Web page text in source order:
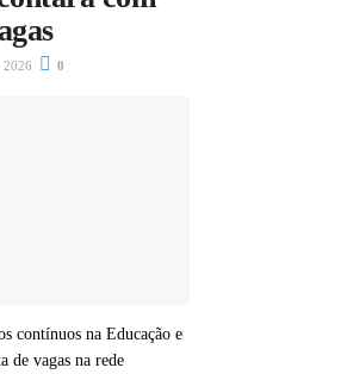
2026 0
contínuos na Educação e
de vagas na rede